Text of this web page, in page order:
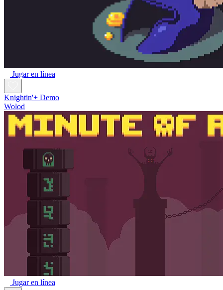
Jugar en línea
Knightin'+ Demo
Wolod
Jugar en línea